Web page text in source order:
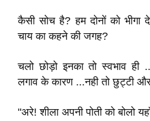
कैसी सोच है? हम दोनों को भीगा
चाय का कहने की जगह?
चलो छोड़ो इनका तो स्वभाव ही
लगाव के कारण ...नही तो छुट्टी
"अरे! शीला अपनी पोती को बोलो